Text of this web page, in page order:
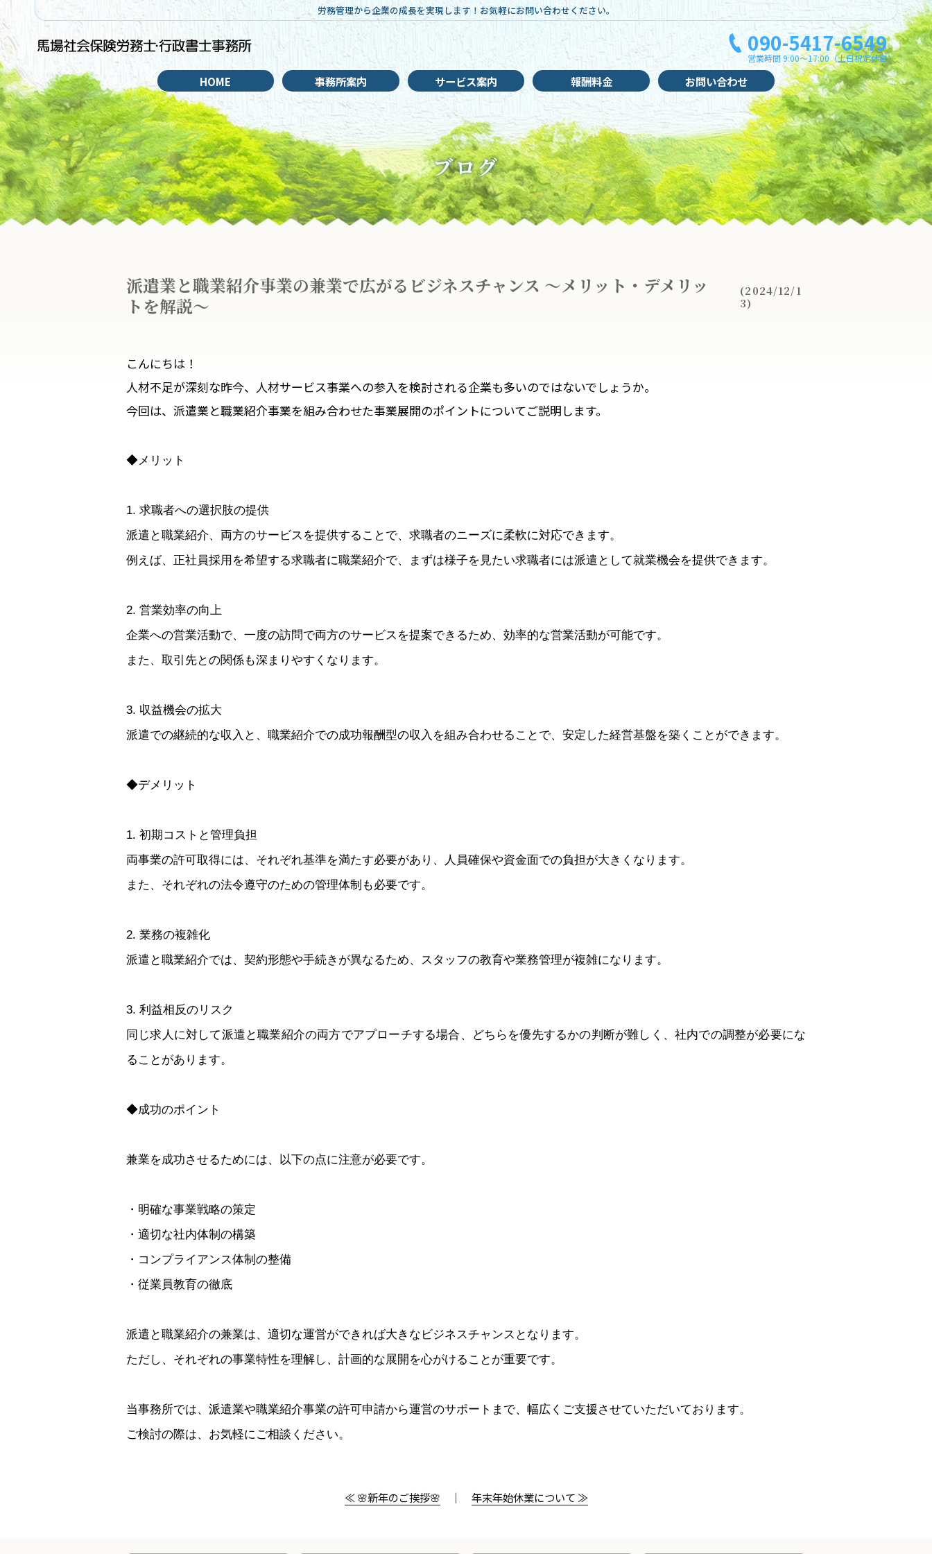
労務管理から企業の成長を実現します！お気軽にお問い合わせください。
090-5417-6549
営業時間 9:00～17:00（土日祝定休日）
HOME 事務所案内 サービス案内 報酬料金 お問い合わせ
ブログ
派遣業と職業紹介事業の兼業で広がるビジネスチャンス ～メリット・デメリッ
トを解説～
(2024/12/1
3)
こんにちは！
人材不足が深刻な昨今、人材サービス事業への参入を検討される企業も多いのではないでしょうか。
今回は、派遣業と職業紹介事業を組み合わせた事業展開のポイントについてご説明します。
◆メリット
1. 求職者への選択肢の提供
派遣と職業紹介、両方のサービスを提供することで、求職者のニーズに柔軟に対応できます。
例えば、正社員採用を希望する求職者に職業紹介で、まずは様子を見たい求職者には派遣として就業機会を提供できます。
2. 営業効率の向上
企業への営業活動で、一度の訪問で両方のサービスを提案できるため、効率的な営業活動が可能です。
また、取引先との関係も深まりやすくなります。
3. 収益機会の拡大
派遣での継続的な収入と、職業紹介での成功報酬型の収入を組み合わせることで、安定した経営基盤を築くことができます。
◆デメリット
1. 初期コストと管理負担
両事業の許可取得には、それぞれ基準を満たす必要があり、人員確保や資金面での負担が大きくなります。
また、それぞれの法令遵守のための管理体制も必要です。
2. 業務の複雑化
派遣と職業紹介では、契約形態や手続きが異なるため、スタッフの教育や業務管理が複雑になります。
3. 利益相反のリスク
同じ求人に対して派遣と職業紹介の両方でアプローチする場合、どちらを優先するかの判断が難しく、社内での調整が必要にな
ることがあります。
◆成功のポイント
兼業を成功させるためには、以下の点に注意が必要です。
・明確な事業戦略の策定
・適切な社内体制の構築
・コンプライアンス体制の整備
・従業員教育の徹底
派遣と職業紹介の兼業は、適切な運営ができれば大きなビジネスチャンスとなります。
ただし、それぞれの事業特性を理解し、計画的な展開を心がけることが重要です。
当事務所では、派遣業や職業紹介事業の許可申請から運営のサポートまで、幅広くご支援させていただいております。
ご検討の際は、お気軽にご相談ください。
≪ 🌸新年のご挨拶🌸 ｜ 年末年始休業について ≫